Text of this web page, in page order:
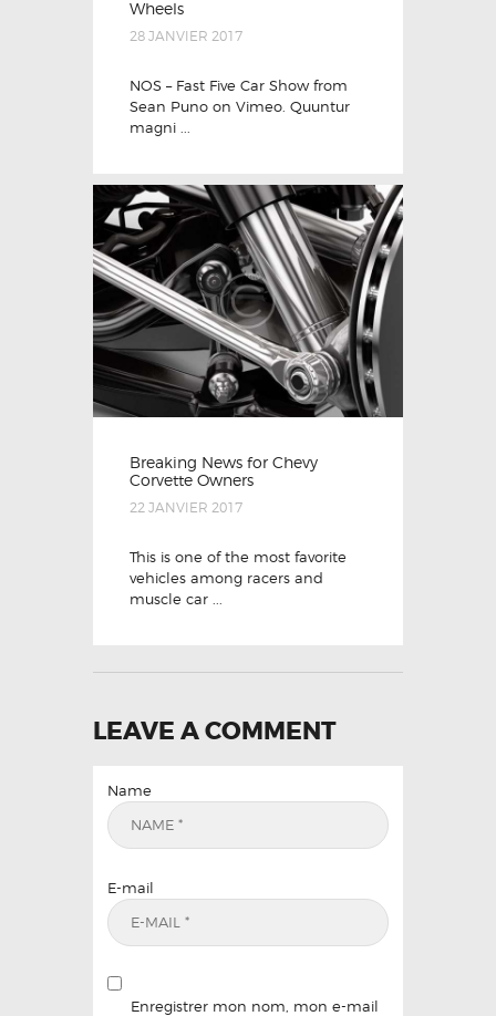
Wheels
28 JANVIER 2017
NOS – Fast Five Car Show from
Sean Puno on Vimeo. Quuntur
magni ...
Breaking News for Chevy
Corvette Owners
22 JANVIER 2017
This is one of the most favorite
vehicles among racers and
muscle car ...
LEAVE A COMMENT
Name
E-mail
Enregistrer mon nom, mon e-mail